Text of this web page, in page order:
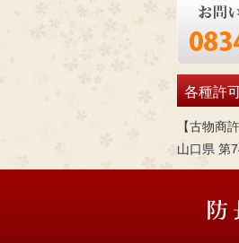
各種許
【古物商
山口県 第